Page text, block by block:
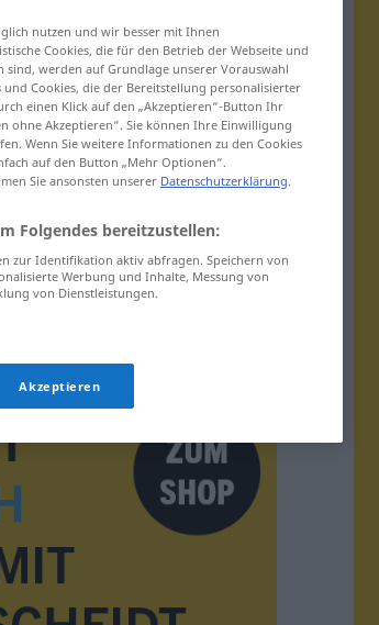
LING
nutzen und wir besser mit Ihnen
Cookies, die für den Betrieb der Webseite und
werden auf Grundlage unserer Vorauswahl
Cookies, die der Bereitstellung personalisierter
einen Klick auf den „Akzeptieren“-Button Ihr
ohne Akzeptieren“. Sie können Ihre Einwilligung
Wenn Sie weitere Informationen zu den Cookies
auf den Button „Mehr Optionen“.
Sie ansonsten unserer Datenschutzerklärung.
Folgendes bereitzustellen:
zur Identifikation aktiv abfragen. Speichern von
Werbung und Inhalte, Messung von
von Dienstleistungen.
Akzeptieren